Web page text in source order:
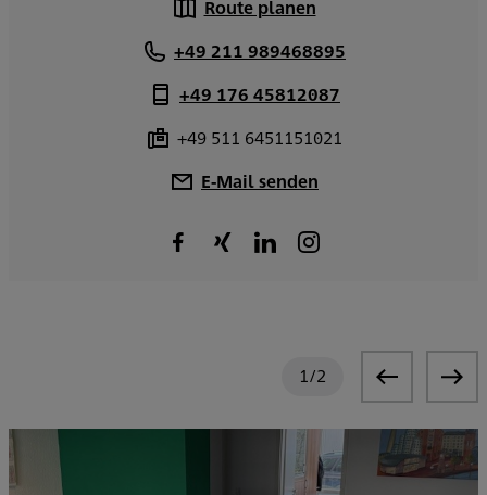
Route planen
+49 211 989468895
+49 176 45812087
+49 511 6451151021
E-Mail senden
1/2